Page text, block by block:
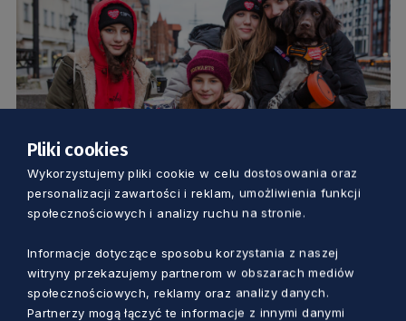
ZDROWIE
Pomorzu? Czy padnie kolejny rekord?
[GALERIA]
Dorota Kulka 4 lata temu
Pliki cookies
Wykorzystujemy pliki cookie w celu dostosowania oraz
personalizacji zawartości i reklam, umożliwienia funkcji
społecznościowych i analizy ruchu na stronie.
Informacje dotyczące sposobu korzystania z naszej
witryny przekazujemy partnerom w obszarach mediów
społecznościowych, reklamy oraz analizy danych.
Partnerzy mogą łączyć te informacje z innymi danymi